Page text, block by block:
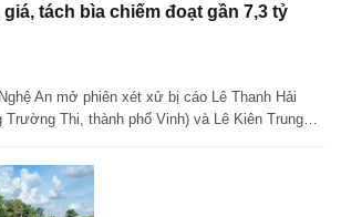
tách bìa chiếm đoạt gần 7,3 tỷ
An mở phiên xét xử bị cáo Lê Thanh Hải
Thi, thành phố Vinh) và Lê Kiên Trung…